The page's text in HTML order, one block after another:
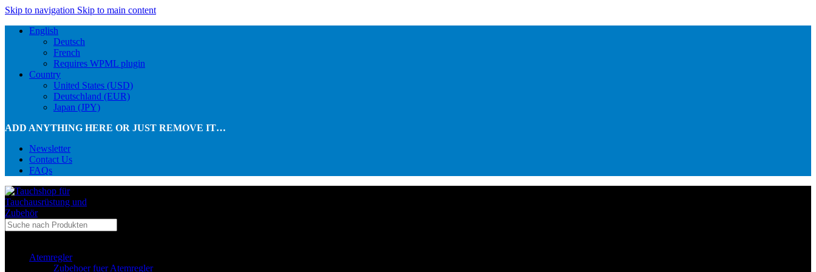
Skip to navigation Skip to main content
English
Deutsch
French
Requires WPML plugin
Country
United States (USD)
Deutschland (EUR)
Japan (JPY)
ADD ANYTHING HERE OR JUST REMOVE IT…
Newsletter
Contact Us
FAQs
Atemregler
Zubehoer fuer Atemregler